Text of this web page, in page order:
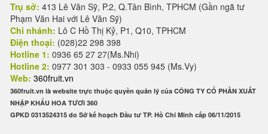
Trụ sở: 413 Lê Văn Sỹ, P.2, Q.Tân Bình, TPHCM (Gần ngã tư
Phạm Văn Hai với Lê Văn Sỹ)
Chi nhánh: Lô C Hồ Thị Kỷ, P1, Q10, TPHCM
Điện thoại: (028)22 298 398
Hotline 1: 0936 65 27 27(Ms.Nhi)
Hotline 2: 0977 301 303 - 0933 055 945 (Ms.Vy)
Web: 360fruit.vn
360fruit.vn là website trực thuộc quyền quản lý của CÔNG TY CỔ PHẦN XUẤT
NHẬP KHẨU HOA TƯƠI 360
GPKD 0313524315 do Sở kế hoạch Đầu tư TP. Hồ Chí Minh cấp 06/11/2015